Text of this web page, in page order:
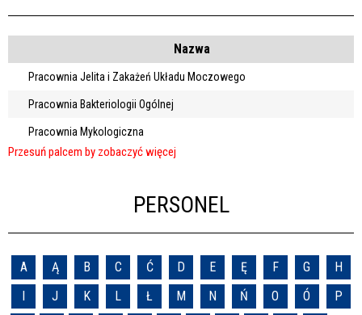
Nazwa
Pracownia Jelita i Zakażeń Układu Moczowego
Pracownia Bakteriologii Ogólnej
Pracownia Mykologiczna
PERSONEL
A Ą B C Ć D E Ę F G
H
I
J K L Ł M N Ń O Ó P